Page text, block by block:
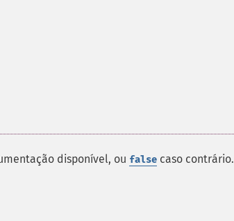
disponível, ou false caso contrário.